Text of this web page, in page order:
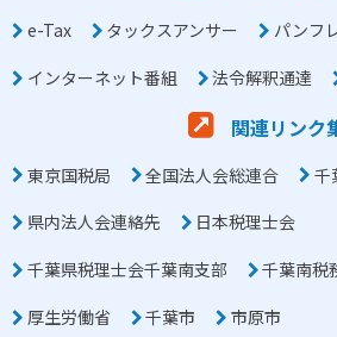
e-Tax タックスアンサー
パンフ
インターネット番組
法令解釈通達
関連リンク
東京国税局 全国法人会総連合
千
県内法人会連絡先
日本税理士会
千葉県税理士会千葉南支部
千葉南税
厚生労働省
千葉市 市原市